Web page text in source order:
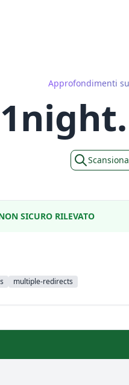
Approfondimenti
SICURO RILEVATO
multiple-redirects